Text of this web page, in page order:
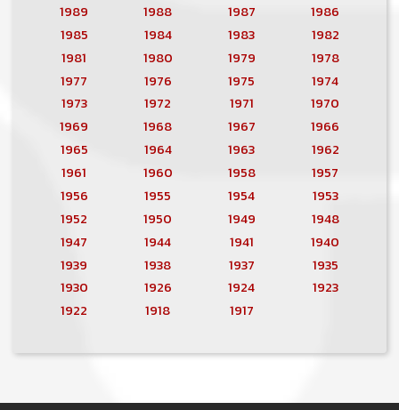
1989
1988 1987
1986
1985
1984 1983
1982
1981
1980 1979
1978
1977
1976 1975
1974
1973
1972 1971
1970
1969
1968 1967
1966
1965
1964 1963
1962
1961
1960 1958
1957
1956
1955 1954
1953
1952
1950 1949
1948
1947
1944 1941
1940
1939
1938 1937
1935
1930
1926 1924
1923
1922
1918 1917